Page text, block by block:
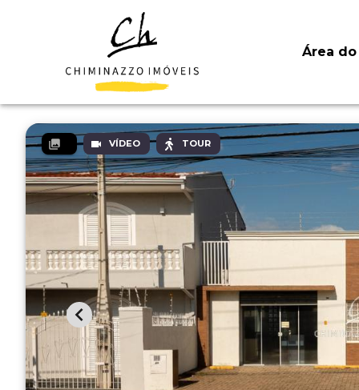
Área
VÍDEO TOUR